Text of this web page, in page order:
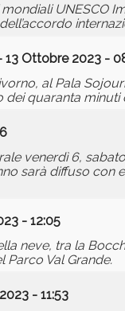
UNESCO
13 Ottobre 2023 -
al Pala
dei quaranta
venerdì 6,
sarà diffuso
- 12:05
neve, tra la
Parco Val Grande.
- 11:53